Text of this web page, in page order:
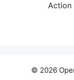
Action
© 2026